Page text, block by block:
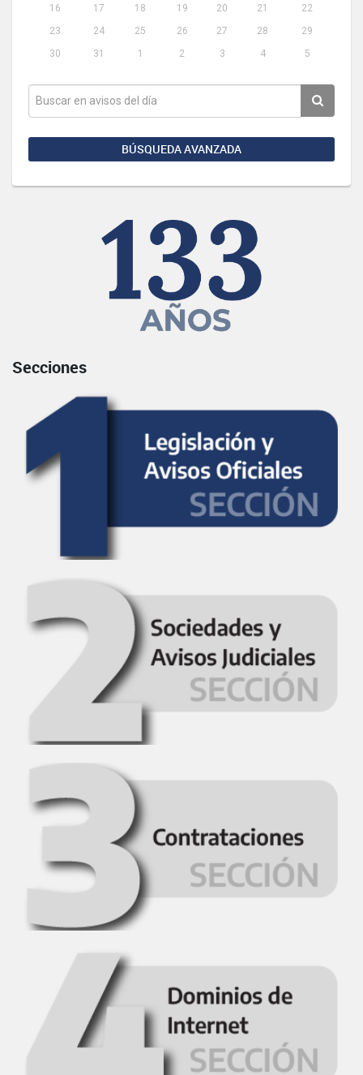
16
17 18 19 20 21
22
23
24 25 26 27 28
29
30
31 1 2 3 4 5
BÚSQUEDA AVANZADA
Secciones